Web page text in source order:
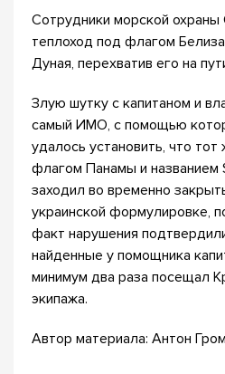
Сотрудники морской
теплоход под флагом
Дуная, перехватив его на
Злую шутку с капитаном и
самый ИМО, с помощью
удалось установить, что
флагом Панамы и названием
заходил во временно
украинской формулировке,
факт нарушения
найденные у помощника
минимум два раза посещал
экипажа.
Автор материала: Антон